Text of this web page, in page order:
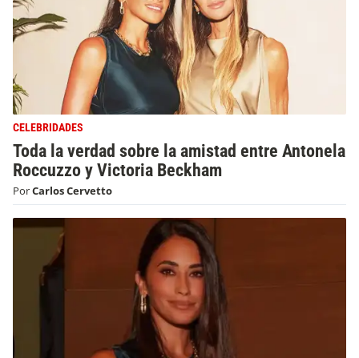
CELEBRIDADES
Toda la verdad sobre la amistad entre Antonela
Roccuzzo y Victoria Beckham
PorCarlos Cervetto